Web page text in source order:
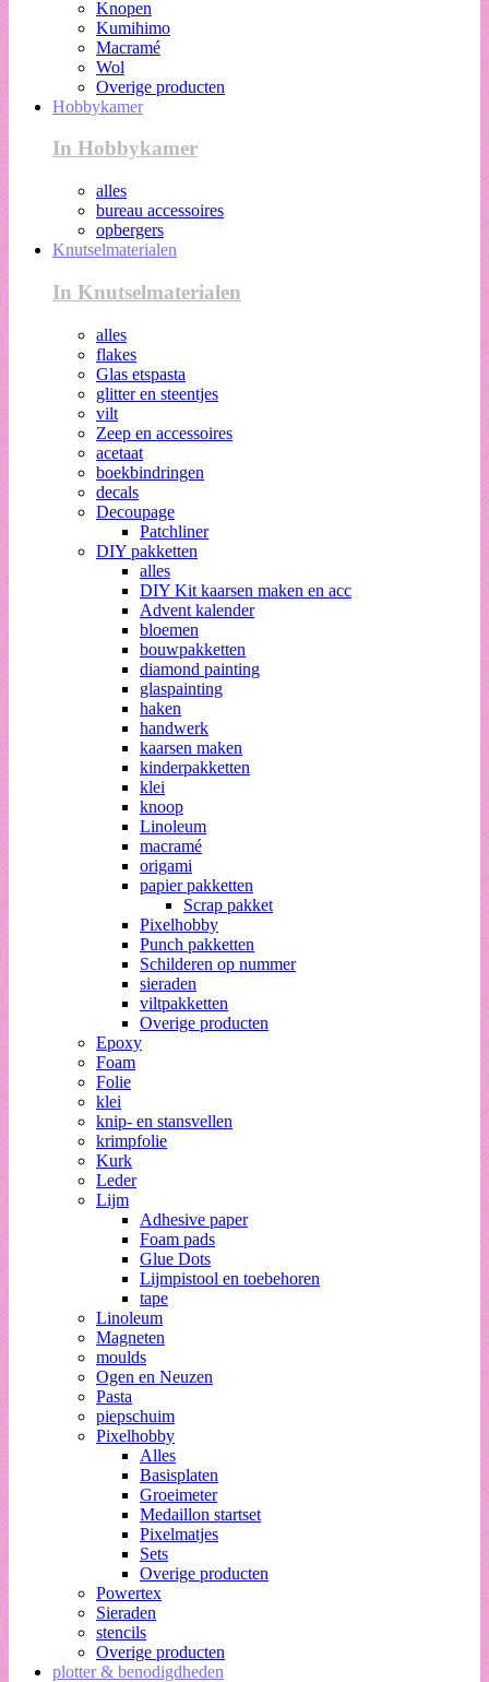
Knopen
Kumihimo
Macramé
Wol
Overige producten
Hobbykamer
In Hobbykamer
alles
bureau accessoires
opbergers
Knutselmaterialen
In Knutselmaterialen
alles
flakes
Glas etspasta
glitter en steentjes
vilt
Zeep en accessoires
acetaat
boekbindringen
decals
Decoupage
Patchliner
DIY pakketten
alles
DIY Kit kaarsen maken en acc
Advent kalender
bloemen
bouwpakketten
diamond painting
glaspainting
haken
handwerk
kaarsen maken
kinderpakketten
klei
knoop
Linoleum
macramé
origami
papier pakketten
Scrap pakket
Pixelhobby
Punch pakketten
Schilderen op nummer
sieraden
viltpakketten
Overige producten
Epoxy
Foam
Folie
klei
knip- en stansvellen
krimpfolie
Kurk
Leder
Lijm
Adhesive paper
Foam pads
Glue Dots
Lijmpistool en toebehoren
tape
Linoleum
Magneten
moulds
Ogen en Neuzen
Pasta
piepschuim
Pixelhobby
Alles
Basisplaten
Groeimeter
Medaillon startset
Pixelmatjes
Sets
Overige producten
Powertex
Sieraden
stencils
Overige producten
plotter & benodigdheden